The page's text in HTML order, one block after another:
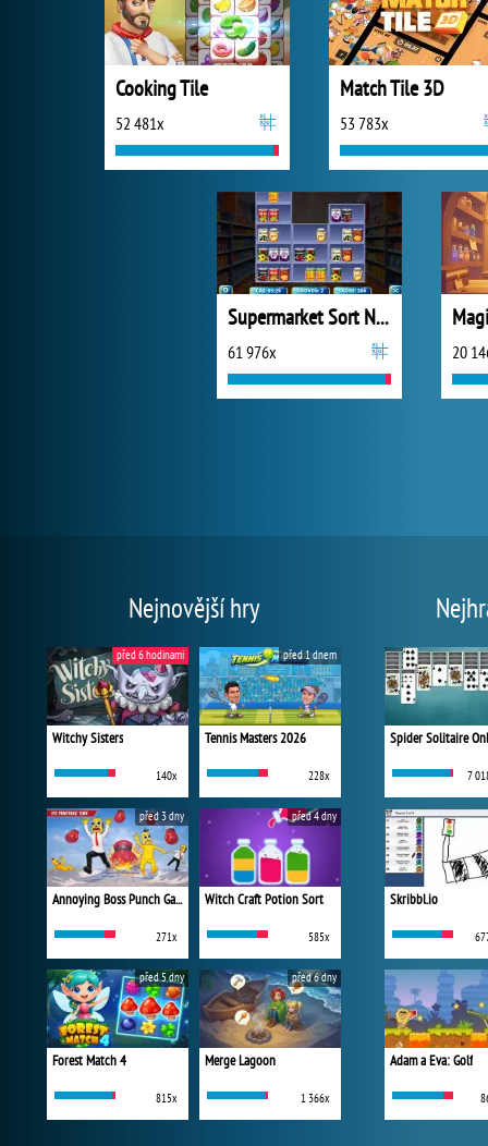
Cooking Tile
52 481x
Match Tile 3D
53 783x
Supermarket Sort N Match
61 976x 20
Nejnovější hry
Witchy Sisters
140x
před 6 hodinami
Tennis Masters 2026
228x
před 1 dnem
Annoying Boss Punch Game
271x
před 3 dny
Witch Craft Potion Sort
585x
před 4 dny
Forest Match 4
815x
před 5 dny
Merge Lagoon
1 366x
před 6 dny
Spider Solitaire
7
Skribbl.io
Adam a Eva: Golf